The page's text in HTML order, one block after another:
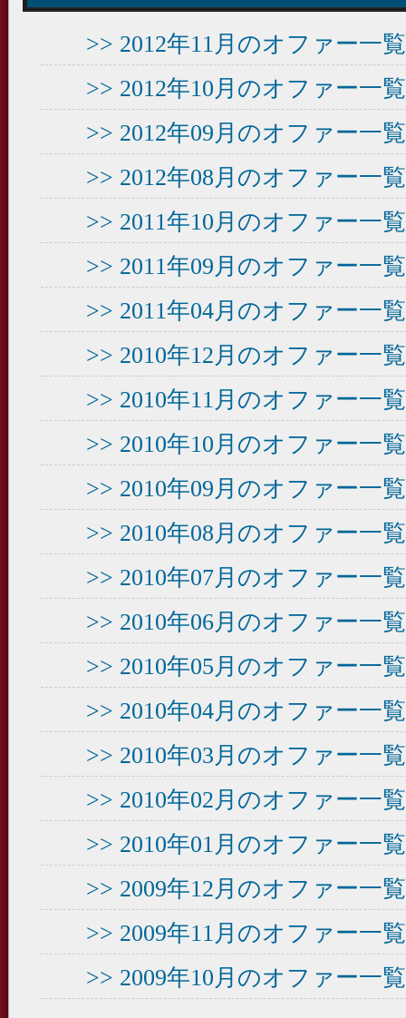
>> 2012年11月のオファー一
>> 2012年10月のオファー一
>> 2012年09月のオファー一
>> 2012年08月のオファー一
>> 2011年10月のオファー一
>> 2011年09月のオファー一
>> 2011年04月のオファー一
>> 2010年12月のオファー一
>> 2010年11月のオファー一
>> 2010年10月のオファー一
>> 2010年09月のオファー一
>> 2010年08月のオファー一
>> 2010年07月のオファー一
>> 2010年06月のオファー一
>> 2010年05月のオファー一
>> 2010年04月のオファー一
>> 2010年03月のオファー一
>> 2010年02月のオファー一
>> 2010年01月のオファー一
>> 2009年12月のオファー一
>> 2009年11月のオファー一
>> 2009年10月のオファー一